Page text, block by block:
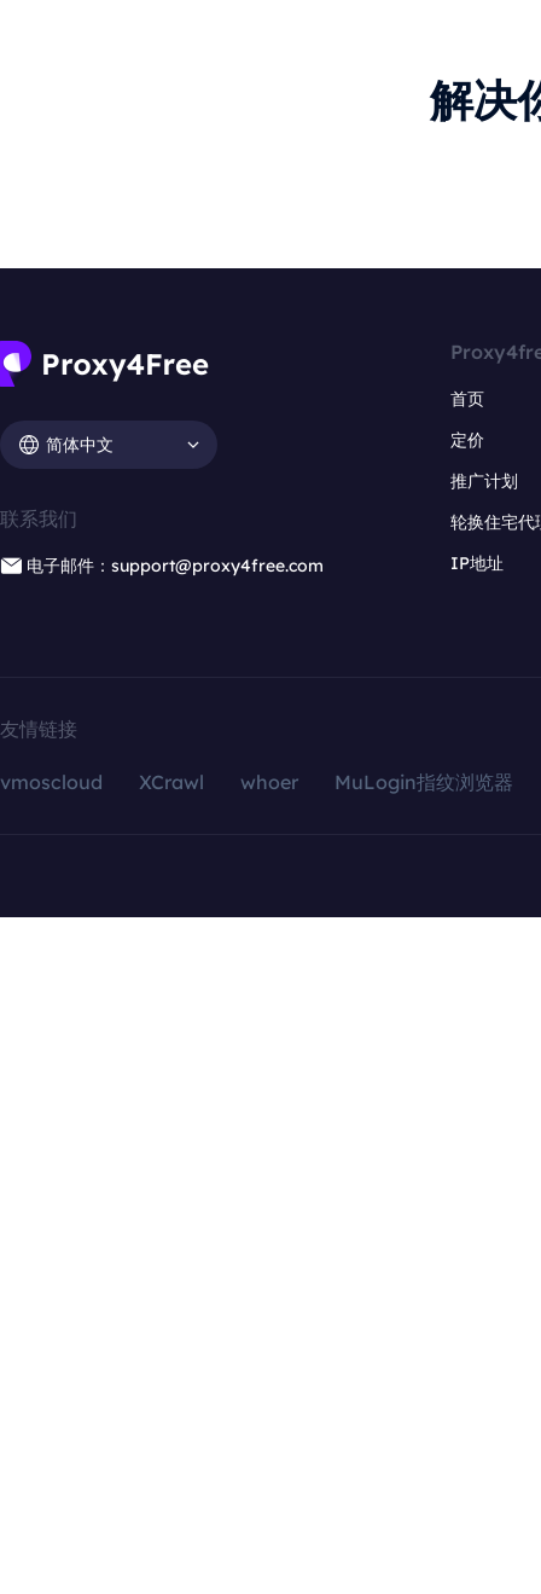
解决
简体中文
联系我们
电子邮件：support@proxy4free.com
首页
定价
推广计划
轮换住宅代
IP地址
友情链接
vmoscloud XCrawl whoer MuLogin指纹浏览器